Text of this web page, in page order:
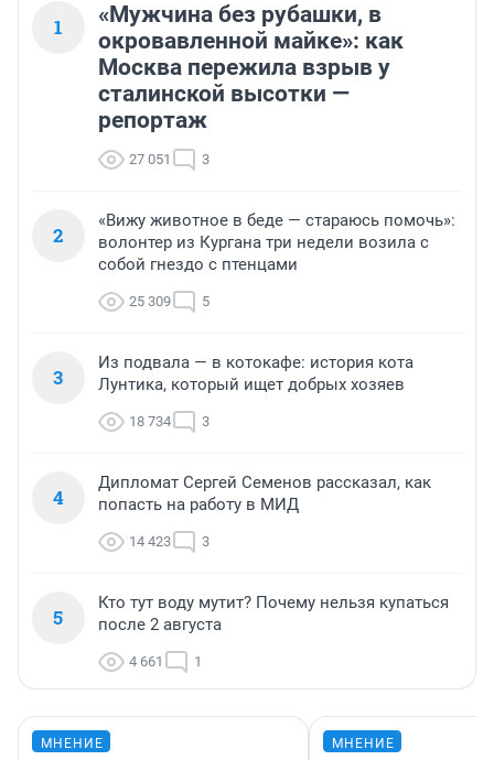
1
«Мужчина без рубашки, в
окровавленной майке»: как
Москва пережила взрыв у
сталинской высотки —
репортаж
27 051 3
2
«Вижу животное в беде — стараюсь помочь»:
волонтер из Кургана три недели возила с
собой гнездо с птенцами
25 309 5
3
Из подвала — в котокафе: история кота
Лунтика, который ищет добрых хозяев
18 734 3
4
Дипломат Сергей Семенов рассказал, как
попасть на работу в МИД
14 423 3
5
Кто тут воду мутит? Почему нельзя купаться
после 2 августа
4 661 1
МНЕНИЕ МНЕНИЕ